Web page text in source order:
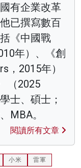
有企業改革
已撰寫數百
《中國戰
年）、《創
，2015年）
（2025
士、碩士；
MBA。
閱讀所有文章
小米
雷軍